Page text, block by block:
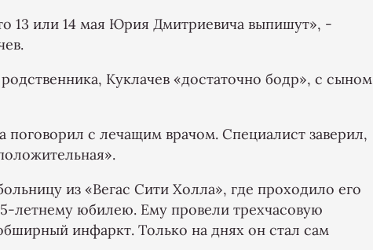
13 или 14 мая Юрия Дмитриевича выпишут», -
Куклачев «достаточно бодр», с сыном
с лечащим врачом. Специалист заверил,
из «Вегас Сити Холла», где проходило его
летнему юбилею. Ему провели трехчасовую
инфаркт. Только на днях он стал сам